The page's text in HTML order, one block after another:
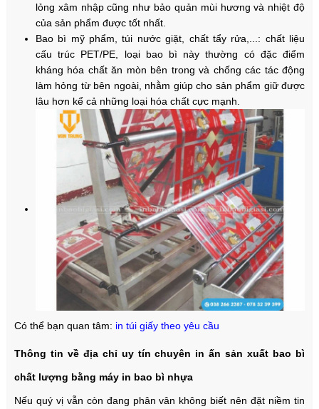
lỏng xâm nhập cũng như bảo quản mùi hương và nhiệt độ
của sản phẩm được tốt nhất.
Bao bì mỹ phẩm, túi nước giặt, chất tẩy rửa,...: chất liệu
cấu trúc PET/PE, loại bao bì này thường có đặc điểm
kháng hóa chất ăn mòn bên trong và chống các tác động
làm hỏng từ bên ngoài, nhằm giúp cho sản phẩm giữ được
lâu hơn kể cả những loại hóa chất cực mạnh.
​Có thể bạn quan tâm: in túi giấy theo yêu cầu
Thông tin về địa chỉ uy tín chuyên in ấn sản xuất bao bì
chất lượng bằng máy in bao bì nhựa
Nếu quý vị vẫn còn đang phân vân không biết nên đặt niềm tin